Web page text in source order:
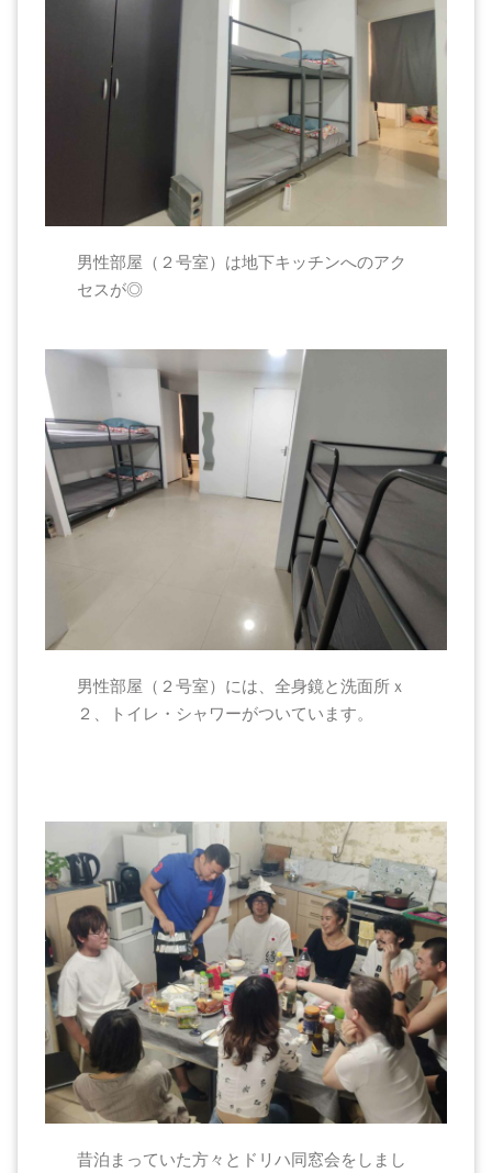
男性部屋（２号室）は地下キッチンへのアク
セスが◎
男性部屋（２号室）には、全身鏡と洗面所ｘ
２、トイレ・シャワーがついています。
昔泊まっていた方々とドリハ同窓会をしまし